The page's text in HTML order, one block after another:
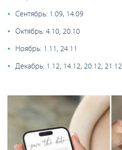
Сентябрь: 1.09, 14.09
Октябрь: 4.10, 20.10
Ноябрь: 1.11, 24.11
Декабрь: 1.12, 14.12, 20.12, 21.12